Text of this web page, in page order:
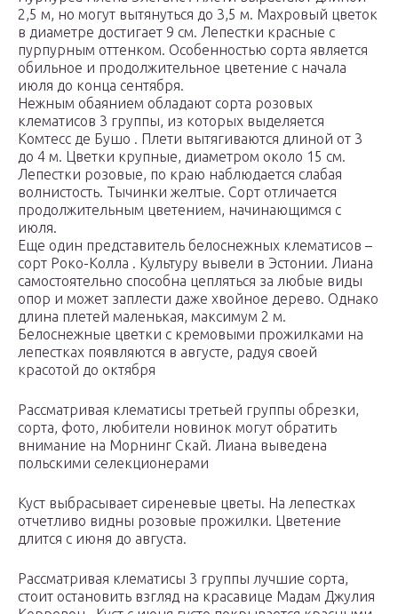
2,5 м, но могут вытянуться до 3,5 м. Махровый цветок
в диаметре достигает 9 см. Лепестки красные с
пурпурным оттенком. Особенностью сорта является
обильное и продолжительное цветение с начала
июля до конца сентября.
Нежным обаянием обладают сорта розовых
клематисов 3 группы, из которых выделяется
Комтесс де Бушо . Плети вытягиваются длиной от 3
до 4 м. Цветки крупные, диаметром около 15 см.
Лепестки розовые, по краю наблюдается слабая
волнистость. Тычинки желтые. Сорт отличается
продолжительным цветением, начинающимся с
июля.
Еще один представитель белоснежных клематисов –
сорт Роко-Колла . Культуру вывели в Эстонии. Лиана
самостоятельно способна цепляться за любые виды
опор и может заплести даже хвойное дерево. Однако
длина плетей маленькая, максимум 2 м.
Белоснежные цветки с кремовыми прожилками на
лепестках появляются в августе, радуя своей
красотой до октября
Рассматривая клематисы третьей группы обрезки,
сорта, фото, любители новинок могут обратить
внимание на Морнинг Скай. Лиана выведена
польскими селекционерами
Куст выбрасывает сиреневые цветы. На лепестках
отчетливо видны розовые прожилки. Цветение
длится с июня до августа.
Рассматривая клематисы 3 группы лучшие сорта,
стоит остановить взгляд на красавице Мадам Джулия